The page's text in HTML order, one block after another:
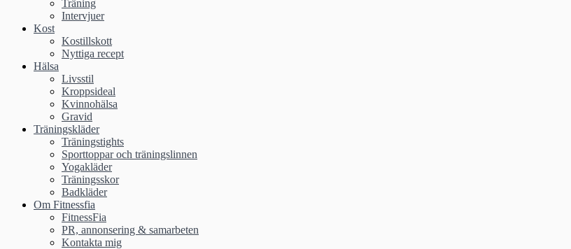
Träning
Intervjuer
Kost
Kostillskott
Nyttiga recept
Hälsa
Livsstil
Kroppsideal
Kvinnohälsa
Gravid
Träningskläder
Träningstights
Sporttoppar och träningslinnen
Yogakläder
Träningsskor
Badkläder
Om Fitnessfia
FitnessFia
PR, annonsering & samarbeten
Kontakta mig